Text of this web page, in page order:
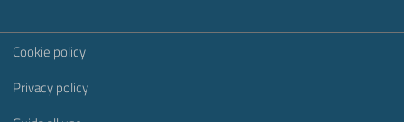
Sezione Link Utili
Cookie policy
Privacy policy